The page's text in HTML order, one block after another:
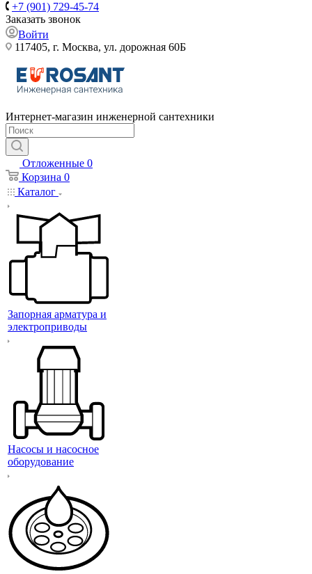
+7 (901) 729-45-74
Заказать звонок
Войти
117405, г. Москва, ул. дорожная 60Б
Интернет-магазин инженерной сантехники
Отложенные 0
Корзина 0
Каталог
Запорная арматура и
электроприводы
Насосы и насосное
оборудование